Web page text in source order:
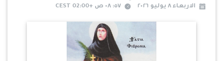
الاربعاء ٨ يوليو ٢٠٢٦
٥٧: ٠٨ ص +02:00 CEST